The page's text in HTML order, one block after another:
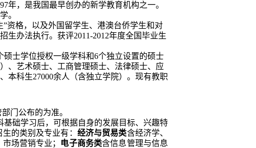
年，是我国最早创办的新学教育机构之一。
。
资格，以及外国留学生、港澳台侨学生和对
生办法执行。获评2011-2012年度全国毕业生
硕士学位授权一级学科和6个独立设置的硕士
、艺术硕士、工商管理硕士、法律硕士、应
本科生27000余人（含独立学院）。现有教职
门公布的为准。
础学习后，可根据自身的发展目标、兴趣特
的类别及专业有： 经济与贸易类含经济学、
场营销专业； 电子商务类含信息管理与信息